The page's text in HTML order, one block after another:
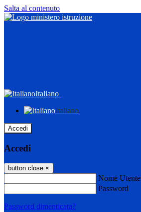
Salta al contenuto
Italiano
Italiano
Accedi
Accedi
button close ×
Nome Utente
Password
Password dimenticata?